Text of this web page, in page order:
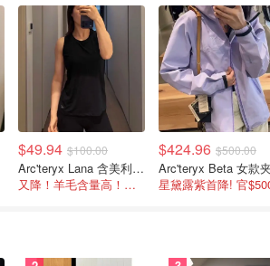
$49.94 $100.00
Arc'teryx Lana 含美利奴羊毛背心
又降！羊毛含量高！官网$100 蹲补
$424.96 $500.00
Arc'teryx Beta 女款